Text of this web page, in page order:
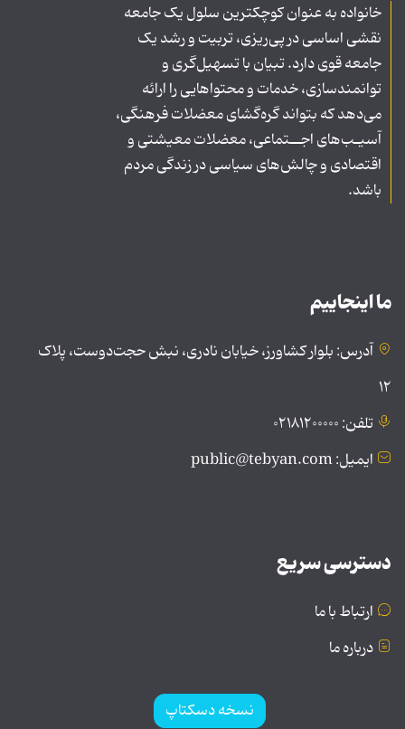
خانواده به عنوان کوچکترین سلول یک جامعه
نقشی اساسی در پی‌ریزی، تربیت و رشد یک
جامعه قوی دارد. تبیان با تسهیل‌گری و
توانمندسازی، خدمات و محتواهایی را ارائه
می‌دهد که بتواند گره‌گشای معضلات فرهنگی،
آسیـب‌های اجــتماعی، معضلات معیشتی و
اقتصادی و چالش‌های سیاسی در زندگی مردم
باشد.
ما اینجاییم
آدرس: بلوار کشاورز، خیابان نادری، نبش حجت‌دوست، پلاک
۱۲
تلفن: ۰۲۱۸۱۲۰۰۰۰۰
ایمیل: public@tebyan.com
دسترسی سریع
ارتباط با ما
درباره ما
نسخه دسکتاپ